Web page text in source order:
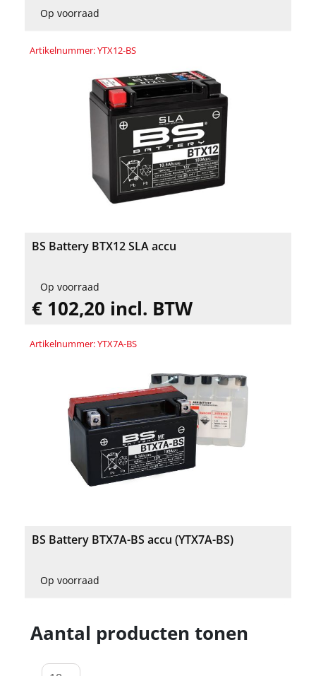
Op voorraad
Artikelnummer: YTX12-BS
BS Battery BTX12 SLA accu
Op voorraad
€ 102,20 incl. BTW
Artikelnummer: YTX7A-BS
BS Battery BTX7A-BS accu (YTX7A-BS)
Op voorraad
Aantal producten tonen